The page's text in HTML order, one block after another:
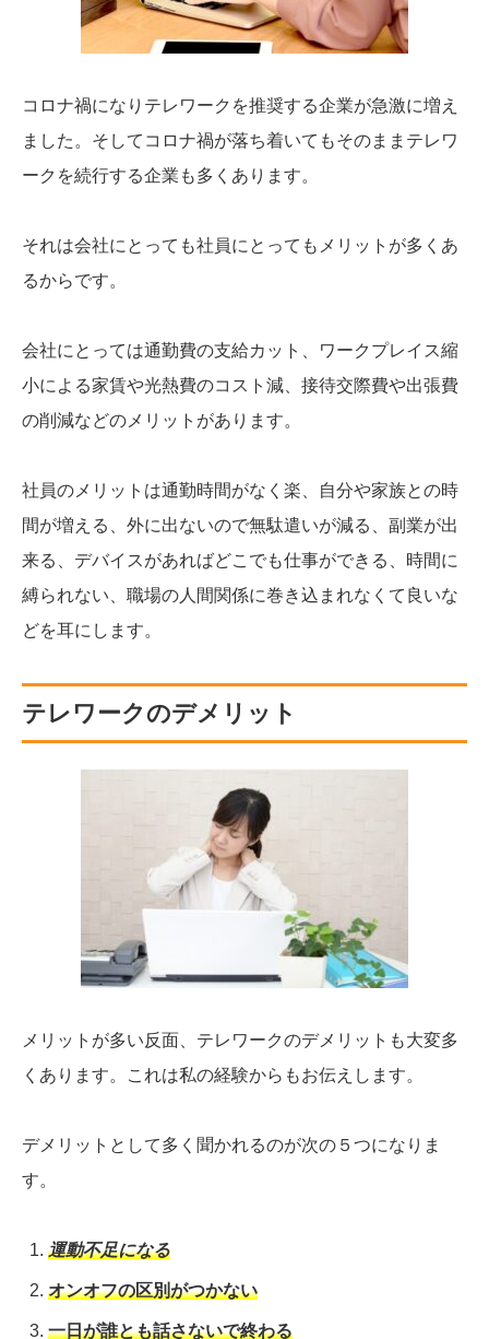
コロナ禍になりテレワークを推奨する企業が急激に増え
ました。そしてコロナ禍が落ち着いてもそのままテレワ
ークを続行する企業も多くあります。
それは会社にとっても社員にとってもメリットが多くあ
るからです。
会社にとっては通勤費の支給カット、ワークプレイス縮
小による家賃や光熱費のコスト減、接待交際費や出張費
の削減などのメリットがあります。
社員のメリットは通勤時間がなく楽、自分や家族との時
間が増える、外に出ないので無駄遣いが減る、副業が出
来る、デバイスがあればどこでも仕事ができる、時間に
縛られない、職場の人間関係に巻き込まれなくて良いな
どを耳にします。
テレワークのデメリット
メリットが多い反面、テレワークのデメリットも大変多
くあります。これは私の経験からもお伝えします。
デメリットとして多く聞かれるのが次の５つになりま
す。
運動不足になる
オンオフの区別がつかない
一日が誰とも話さないで終わる